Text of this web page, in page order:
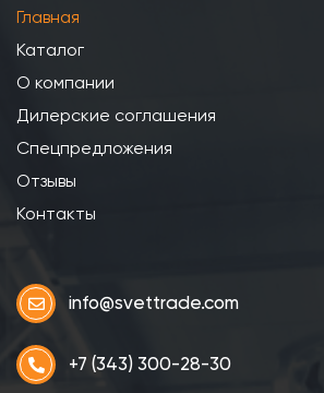
Главная
Каталог
О компании
Дилерские соглашения
Спецпредложения
Отзывы
Контакты
info@svettrade.com
+7 (343) 300-28-30